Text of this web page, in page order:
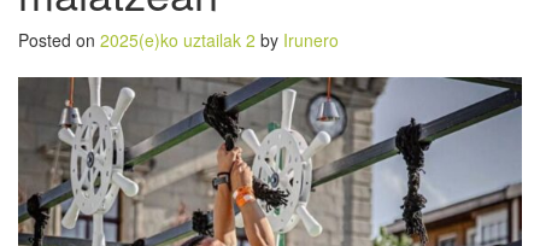
Posted on 2025(e)ko uztailak 2 by Irunero